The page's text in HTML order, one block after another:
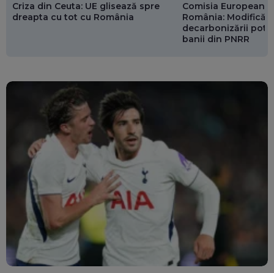
Criza din Ceuta: UE glisează spre
dreapta cu tot cu România
Comisia Europeană
România:
decarbonizării pot
banii din PNRR